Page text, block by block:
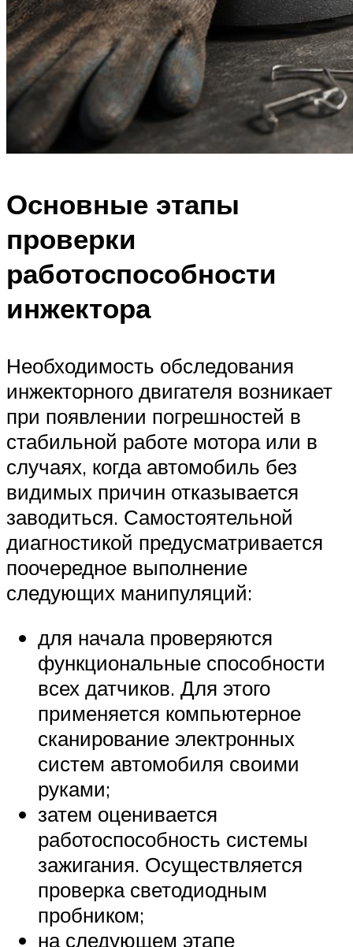
Основные этапы
проверки
работоспособности
инжектора
Необходимость обследования
инжекторного двигателя возникает
при появлении погрешностей в
стабильной работе мотора или в
случаях, когда автомобиль без
видимых причин отказывается
заводиться. Самостоятельной
диагностикой предусматривается
поочередное выполнение
следующих манипуляций:
для начала проверяются
функциональные способности
всех датчиков. Для этого
применяется компьютерное
сканирование электронных
систем автомобиля своими
руками;
затем оценивается
работоспособность системы
зажигания. Осуществляется
проверка светодиодным
пробником;
на следующем этапе